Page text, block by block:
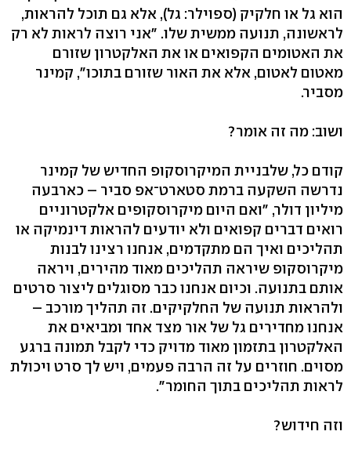
הוא גל או חלקיק (ספוילר: גל), אלא גם תוכל להראות,
לראשונה, תנועה ממשית שלו. "אני רוצה לראות לא רק
את האטומים הקפואים או את האלקטרון שזורם
מאטום לאטום, אלא את האור שזורם בתוכו", קמינר
מסביר.
ושוב: מה זה אומר?
קודם כל, שלבניית המיקרוסקופ החדיש של קמינר
נדרשה השקעה ברמת סטארט־אפ סביר – כארבעה
מיליון דולר, "ואם היום מיקרוסקופים אלקטרוניים
רואים דברים קפואים ולא יודעים להראות דינמיקה או
תהליכים ואיך הם מתקדמים, אנחנו רצינו לבנות
מיקרוסקופ שיראה תהליכים מאוד מהירים, ויראה
אותם בתנועה. וכיום אנחנו כבר מסוגלים ליצור סרטים
ולהראות תנועה של החלקיקים. זה תהליך מורכב –
אנחנו מחדירים גל של אור מצד אחד ומביאים את
האלקטרון בתזמון מאוד מדויק כדי לקבל תמונה ברגע
מסוים. חוזרים על זה הרבה פעמים, ויש לך סרט ויכולת
לראות תהליכים בתוך החומר".
וזה חידוש?